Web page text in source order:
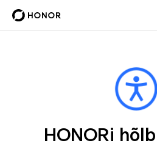
HONORi